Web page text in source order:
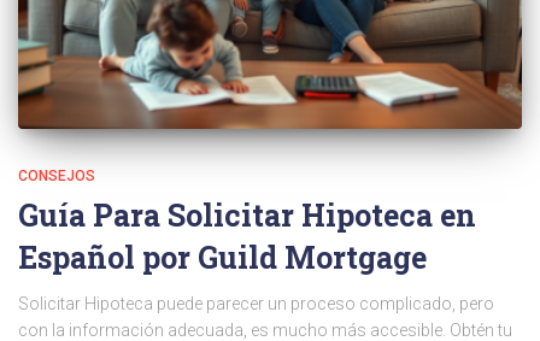
CONSEJOS
Guía Para Solicitar Hipoteca en
Español por Guild Mortgage
Solicitar Hipoteca puede parecer un proceso complicado, pero
con la información adecuada, es mucho más accesible. Obtén tu